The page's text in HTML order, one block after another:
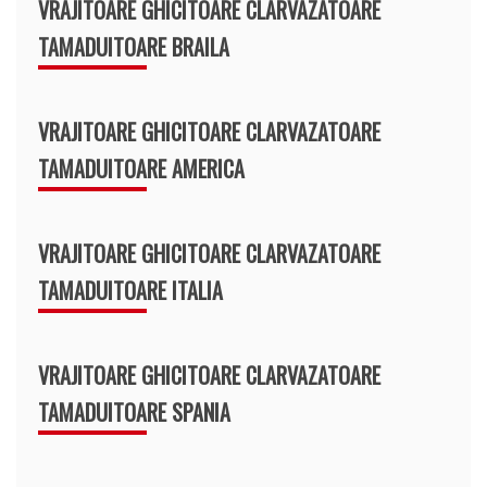
VRAJITOARE GHICITOARE CLARVAZATOARE
TAMADUITOARE BRAILA
VRAJITOARE GHICITOARE CLARVAZATOARE
TAMADUITOARE AMERICA
VRAJITOARE GHICITOARE CLARVAZATOARE
TAMADUITOARE ITALIA
VRAJITOARE GHICITOARE CLARVAZATOARE
TAMADUITOARE SPANIA